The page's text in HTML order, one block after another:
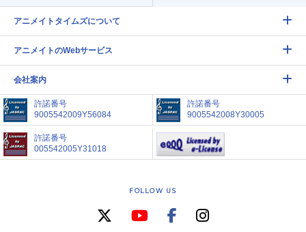
アニメイトタイムズについて
アニメイトのWebサービス
会社案内
許諾番号
9005542009Y56084
許諾番号
9005542008Y30005
許諾番号
005542005Y31018
FOLLOW US